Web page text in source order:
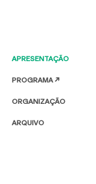
APRESENTAÇÃO
PROGRAMA ↗
ORGANIZAÇÃO
ARQUIVO